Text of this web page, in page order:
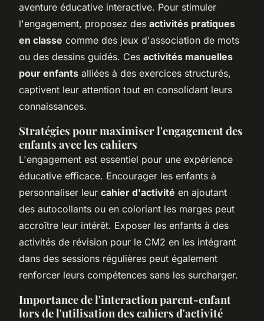
aventure éducative interactive. Pour stimuler
l'engagement, proposez des activités pratiques
en classe comme des jeux d'association de mots
ou des dessins guidés. Ces activités manuelles
pour enfants alliées à des exercices structurés,
captivent leur attention tout en consolidant leurs
connaissances.
Stratégies pour maximiser l'engagement des
enfants avec les cahiers
L'engagement est essentiel pour une expérience
éducative efficace. Encourager les enfants à
personnaliser leur cahier d'activité en ajoutant
des autocollants ou en coloriant les marges peut
accroître leur intérêt. Exposer les enfants à des
activités de révision pour le CM2 en les intégrant
dans des sessions régulières peut également
renforcer leurs compétences sans les surcharger.
Importance de l'interaction parent-enfant
lors de l'utilisation des cahiers d'activité